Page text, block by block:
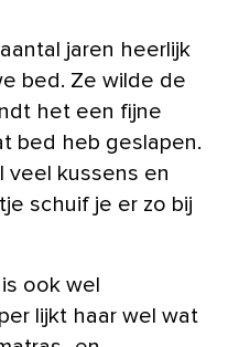
jaren heerlijk
bed. Ze wilde de
het een fijne
bed heb geslapen.
veel kussens en
schuif je er zo bij
ook wel
lijkt haar wel wat